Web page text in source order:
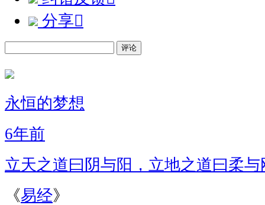
分享
评论
永恒的梦想
6年前
立天之道曰阴与阳，立地之道曰柔
《易经》